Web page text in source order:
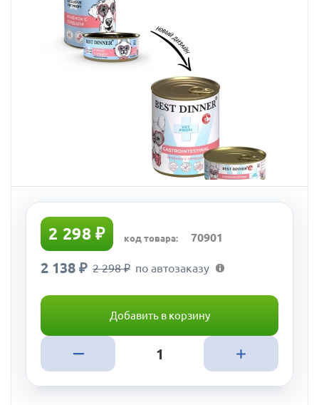
2 298 ₽ код товара: 70901
2 138 ₽ 2 298 ₽ по автозаказу
Добавить в корзину